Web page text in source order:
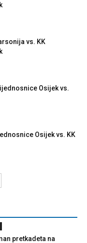
vs. KK
Osijek vs.
Osijek vs. KK
pretkadeta na